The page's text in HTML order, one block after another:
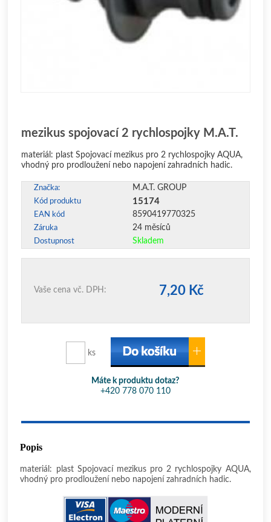
mezikus spojovací 2 rychlospojky M.A.T.
materiál: plast Spojovací mezikus pro 2 rychlospojky AQUA,
vhodný pro prodloužení nebo napojení zahradních hadic.
Značka: M.A.T. GROUP
Kód produktu 15174
EAN kód 8590419770325
Záruka 24 měsíců
Dostupnost Skladem
Vaše cena vč. DPH: 7,20 Kč
ks
Máte k produktu dotaz?
+420 778 070 110
Popis
materiál: plast Spojovací mezikus pro 2 rychlospojky AQUA,
vhodný pro prodloužení nebo napojení zahradních hadic.